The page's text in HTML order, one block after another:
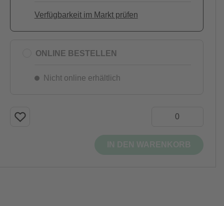
Verfügbarkeit im Markt prüfen
ONLINE BESTELLEN
Nicht online erhältlich